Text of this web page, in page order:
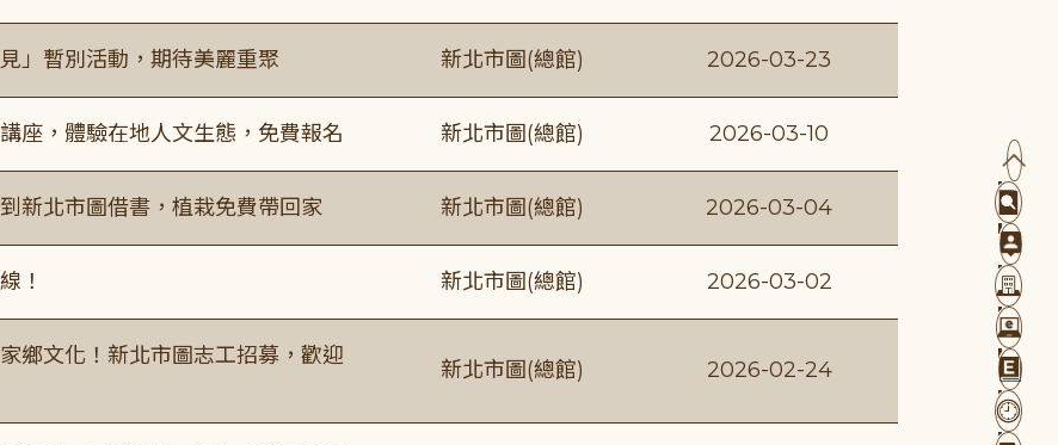
」暫別活動，期待美麗重聚 新北市圖(總館) 2026-03-23
座，體驗在地人文生態，免費報名 新北市圖(總館) 2026-03-10
新北市圖借書，植栽免費帶回家 新北市圖(總館) 2026-03-04
！ 新北市圖(總館) 2026-03-02
鄉文化！新北市圖志工招募，歡迎
新北市圖(總館) 2026-02-24